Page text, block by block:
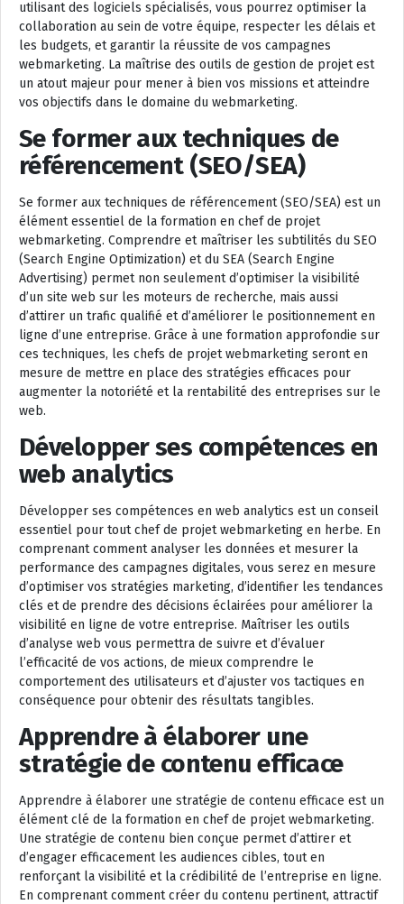
utilisant des logiciels spécialisés, vous pourrez optimiser la
collaboration au sein de votre équipe, respecter les délais et
les budgets, et garantir la réussite de vos campagnes
webmarketing. La maîtrise des outils de gestion de projet est
un atout majeur pour mener à bien vos missions et atteindre
vos objectifs dans le domaine du webmarketing.
Se former aux techniques de
référencement (SEO/SEA)
Se former aux techniques de référencement (SEO/SEA) est un
élément essentiel de la formation en chef de projet
webmarketing. Comprendre et maîtriser les subtilités du SEO
(Search Engine Optimization) et du SEA (Search Engine
Advertising) permet non seulement d’optimiser la visibilité
d’un site web sur les moteurs de recherche, mais aussi
d’attirer un trafic qualifié et d’améliorer le positionnement en
ligne d’une entreprise. Grâce à une formation approfondie sur
ces techniques, les chefs de projet webmarketing seront en
mesure de mettre en place des stratégies efficaces pour
augmenter la notoriété et la rentabilité des entreprises sur le
web.
Développer ses compétences en
web analytics
Développer ses compétences en web analytics est un conseil
essentiel pour tout chef de projet webmarketing en herbe. En
comprenant comment analyser les données et mesurer la
performance des campagnes digitales, vous serez en mesure
d’optimiser vos stratégies marketing, d’identifier les tendances
clés et de prendre des décisions éclairées pour améliorer la
visibilité en ligne de votre entreprise. Maîtriser les outils
d’analyse web vous permettra de suivre et d’évaluer
l’efficacité de vos actions, de mieux comprendre le
comportement des utilisateurs et d’ajuster vos tactiques en
conséquence pour obtenir des résultats tangibles.
Apprendre à élaborer une
stratégie de contenu efficace
Apprendre à élaborer une stratégie de contenu efficace est un
élément clé de la formation en chef de projet webmarketing.
Une stratégie de contenu bien conçue permet d’attirer et
d’engager efficacement les audiences cibles, tout en
renforçant la visibilité et la crédibilité de l’entreprise en ligne.
En comprenant comment créer du contenu pertinent, attractif